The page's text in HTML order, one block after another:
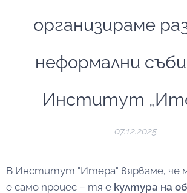
организираме
неформални
Институт
07.12.2025
В Институт "Итера" вярваме, че
е само процес – тя е култура на